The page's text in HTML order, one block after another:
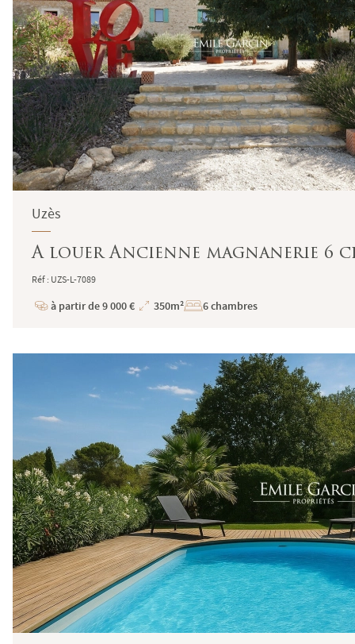
Uzès
A louer Ancienne magnanerie 6
Réf : UZS-L-7089
Prix
à partir de 9 000 €
Superficie
350m² 6 chambres